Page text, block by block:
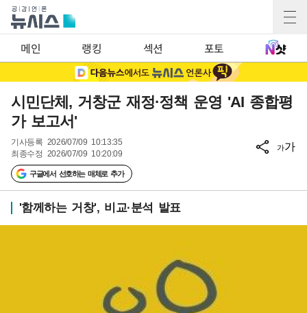
메인 랭킹 섹션 포토
시민단체, 거창군 재정·정책 운영 'AI 종합평
가 보고서'
기사등록 2026/07/09 10:13:35
최종수정 2026/07/09 10:20:09
구글에서 선호하는 매체로 추가
가가
'함께하는 거창', 비교·분석 발표